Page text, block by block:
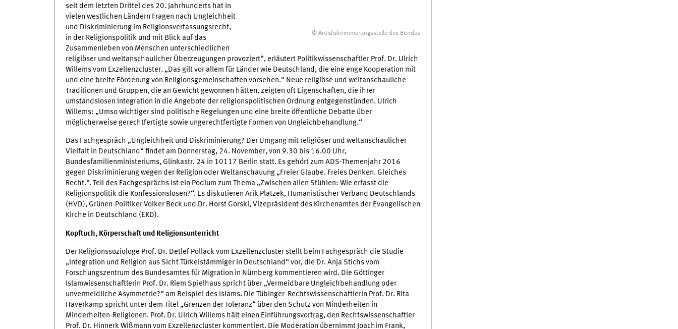
© Antidiskriminierungsstelle des Bundes
seit dem letzten Drittel des 20. Jahrhunderts hat in
vielen westlichen Ländern Fragen nach Ungleichheit
und Diskriminierung im Religionsverfassungsrecht,
in der Religionspolitik und mit Blick auf das
Zusammenleben von Menschen unterschiedlichen
religiöser und weltanschaulicher Überzeugungen provoziert“, erläutert Politikwissenschaftler Prof. Dr. Ulrich
Willems vom Exzellenzcluster. „Das gilt vor allem für Länder wie Deutschland, die eine enge Kooperation mit
und eine breite Förderung von Religionsgemeinschaften vorsehen.“ Neue religiöse und weltanschauliche
Traditionen und Gruppen, die an Gewicht gewonnen hätten, zeigten oft Eigenschaften, die ihrer
umstandslosen Integration in die Angebote der religionspolitischen Ordnung entgegenstünden. Ulrich
Willems: „Umso wichtiger sind politische Regelungen und eine breite öffentliche Debatte über
möglicherweise gerechtfertigte sowie ungerechtfertigte Formen von Ungleichbehandlung.“
Das Fachgespräch „Ungleichheit und Diskriminierung? Der Umgang mit religiöser und weltanschaulicher
Vielfalt in Deutschland“ findet am Donnerstag, 24. November, von 9.30 bis 16.00 Uhr,
Bundesfamilienministeriums, Glinkastr. 24 in 10117 Berlin statt. Es gehört zum ADS-Themenjahr 2016
gegen Diskriminierung wegen der Religion oder Weltanschauung „Freier Glaube. Freies Denken. Gleiches
Recht.“. Teil des Fachgesprächs ist ein Podium zum Thema „Zwischen allen Stühlen: Wie erfasst die
Religionspolitik die Konfessionslosen?“. Es diskutieren Arik Platzek, Humanistischer Verband Deutschlands
(HVD), Grünen-Politiker Volker Beck und Dr. Horst Gorski, Vizepräsident des Kirchenamtes der Evangelischen
Kirche in Deutschland (EKD).
Kopftuch, Körperschaft und Religionsunterricht
Der Religionssoziologe Prof. Dr. Detlef Pollack vom Exzellenzcluster stellt beim Fachgespräch die Studie
„Integration und Religion aus Sicht Türkeistämmiger in Deutschland“ vor, die Dr. Anja Stichs vom
Forschungszentrum des Bundesamtes für Migration in Nürnberg kommentieren wird. Die Göttinger
Islamwissenschaftlerin Prof. Dr. Riem Spielhaus spricht über „Vermeidbare Ungleichbehandlung oder
unvermeidliche Asymmetrie?“ am Beispiel des Islams. Die Tübinger Rechtswissenschaftlerin Prof. Dr. Rita
Haverkamp spricht unter dem Titel „Grenzen der Toleranz“ über den Schutz von Minderheiten in
Minderheiten-Religionen. Prof. Dr. Ulrich Willems hält einen Einführungsvortrag, den Rechtswissenschaftler
Prof. Dr. Hinnerk Wißmann vom Exzellenzcluster kommentiert. Die Moderation übernimmt Joachim Frank,